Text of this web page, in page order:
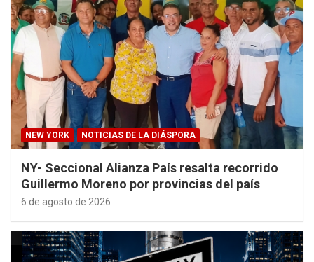
NEW YORK NOTICIAS DE LA DIÁSPORA
NY- Seccional Alianza País resalta recorrido
Guillermo Moreno por provincias del país
6 de agosto de 2026